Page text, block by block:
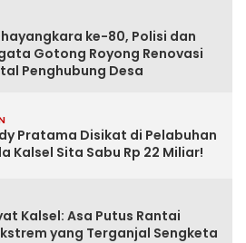
ke-80, Polisi dan
Gotong Royong Renovasi
Penghubung Desa
Pratama Disikat di Pelabuhan
Kalsel Sita Sabu Rp 22 Miliar!
Kalsel: Asa Putus Rantai
yang Terganjal Sengketa